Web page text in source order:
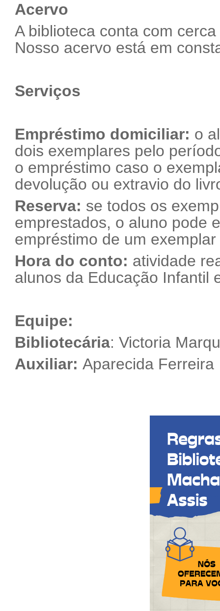
Acervo
A biblioteca conta com
Nosso acervo está em
Serviços
Empréstimo domiciliar: o
dois exemplares pelo
o empréstimo caso o
devolução ou extravio do
Reserva: se todos os
emprestados, o aluno pode
empréstimo de um
Hora do conto: atividade
alunos da Educação Infantil
Equipe:
Bibliotecária: Victoria
Auxiliar: Aparecida Ferreira